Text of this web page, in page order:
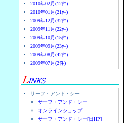
2010年02月(12件)
2010年01月(21件)
2009年12月(32件)
2009年11月(22件)
2009年10月(15件)
2009年09月(23件)
2009年08月(42件)
2009年07月(2件)
サーフ・アンド・シー
サーフ・アンド・シー
オンラインショップ
サーフ・アンド・シー[日HP]